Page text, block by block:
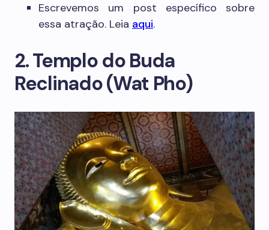
Escrevemos um post específico sobre
essa atração. Leia aqui.
2. Templo do Buda
Reclinado (Wat Pho)